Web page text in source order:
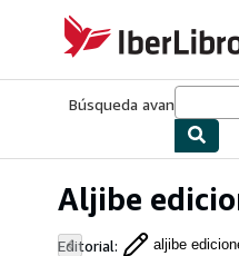
IberLibro.com
Búsqueda avanzada
Aljibe
Editorial: aljibe